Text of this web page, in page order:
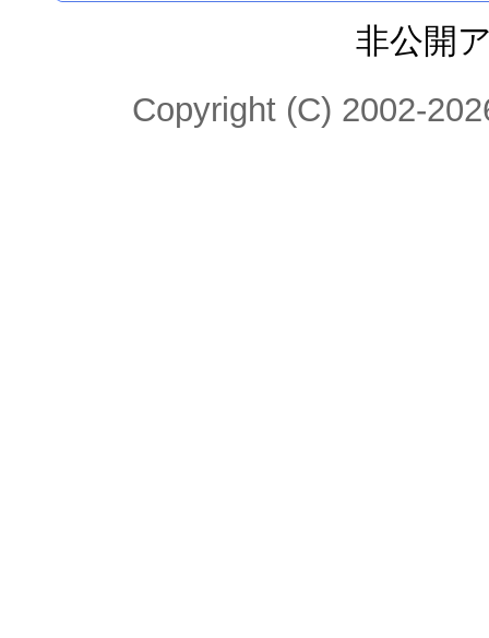
非公開
Copyright (C) 2002-